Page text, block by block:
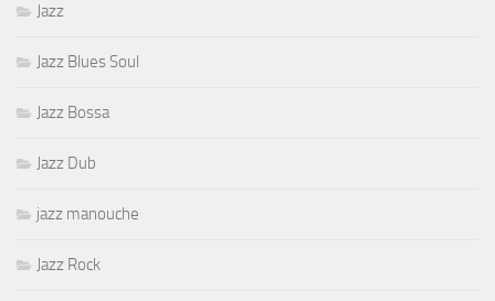
Jazz
Jazz Blues Soul
Jazz Bossa
Jazz Dub
jazz manouche
Jazz Rock